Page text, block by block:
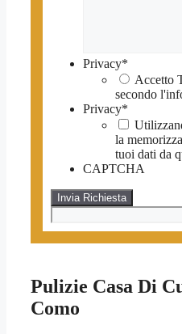
Privacy*
Accetto
secondo
Privacy*
la
tuoi dati da
CAPTCHA
Pulizie Casa Di
Como